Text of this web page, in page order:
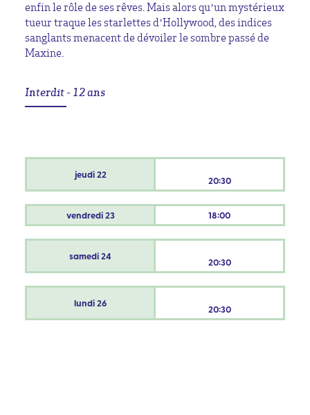
enfin le rôle de ses rêves. Mais alors qu’un mystérieux
tueur traque les starlettes d’Hollywood, des indices
sanglants menacent de dévoiler le sombre passé de
Maxine.
Interdit - 12 ans
jeudi22 20:30
vendredi23 18:00
samedi24 20:30
lundi26 20:30